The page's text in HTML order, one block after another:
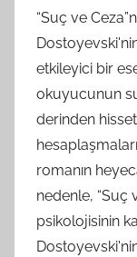
“Suç ve
etkileyici bir
okuyucunun
derinden
romanın
nedenle, “Suç
psikolojisinin
Dostoyevski'nin